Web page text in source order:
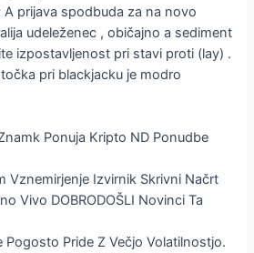
prijava spodbuda za na novo
udeleženec , običajno a sediment
izpostavljenost pri stavi proti (lay) .
pri blackjacku je modro
Ponuja Kripto ND Ponudbe
Vznemirjenje Izvirnik Skrivni Načrt
Vivo DOBRODOŠLI Novinci Ta
Pogosto Pride Z Večjo Volatilnostjo.